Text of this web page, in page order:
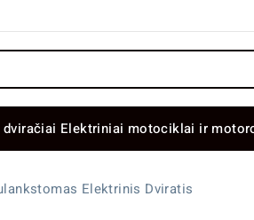
Elektriniai motociklai ir
Elektrinis Dviratis